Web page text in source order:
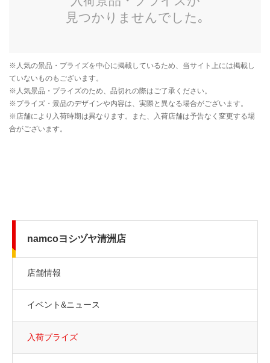
namcoヨシヅヤ清洲店
店舗情報
イベント&ニュース
入荷プライズ